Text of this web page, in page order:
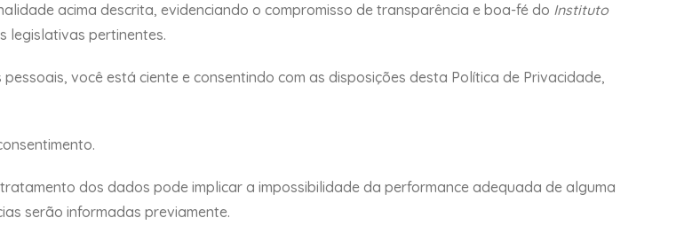
acima descrita, evidenciando o compromisso de transparência e boa-fé do Instituto
legislativas pertinentes.
você está ciente e consentindo com as disposições desta Política de Privacidade,
dos dados pode implicar a impossibilidade da performance adequada de alguma
serão informadas previamente.